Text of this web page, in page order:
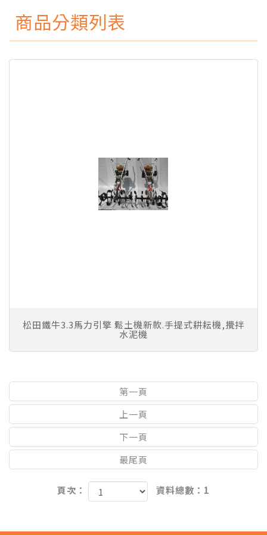
商品分類列表
松田鐵牛3.3馬力引擎 鬆土機新款.手提式耕耘機,攪拌
水泥機
第一頁
上一頁
下一頁
最尾頁
頁次： 資料總數：1